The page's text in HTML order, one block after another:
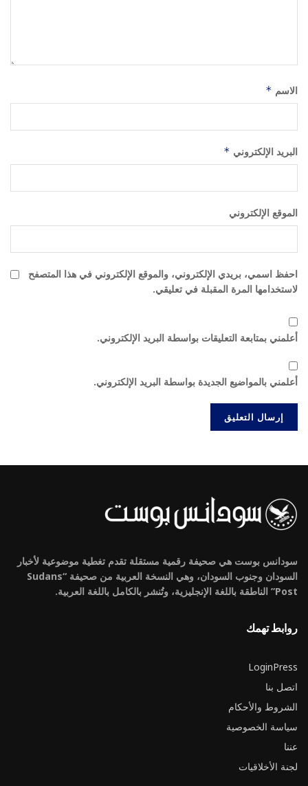
الاسم *
البريد الإلكتروني *
الموقع الإلكتروني
احفظ اسمي، بريدي الإلكتروني، والموقع الإلكتروني في هذا المتصفح
لاستخدامها المرة المقبلة في تعليقي.
أعلمني بمتابعة التعليقات بواسطة البريد الإلكتروني.
أعلمني بالمواضيع الجديدة بواسطة البريد الإلكتروني.
سودانس بوست هي صحيفة رقمية مستقلة تقدم تغطية موضوعية لأخبار
السودان وجنوب السودان، وهي النسخة العربية من صحيفة “Sudans
Post” الناطقة باللغة الإنجليزية، وتُنشر بالكامل باللغة العربية.
روابط تهمك
LoginPress
اتصل بنا
الشروط والأحكام
سياسة الخصوصية
عننا
لجنة الأخلاقيات